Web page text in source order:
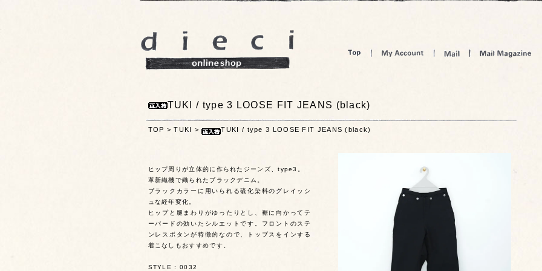
TUKI / type 3 LOOSE FIT JEANS (black)
TOP >TUKI > TUKI / type 3 LOOSE FIT JEANS (black)
ヒップ周りが立体的に作られたジーンズ、type3。
革新織機で織られたブラックデニム。
ブラックカラーに用いられる硫化染料のグレイッシ
ュな経年変化。
ヒップと腿まわりがゆったりとし、裾に向かってテ
ーパードの効いたシルエットです。フロントのステ
ンレスボタンが特徴的なので、トップスをインする
着こなしもおすすめです。
STYLE : 0032